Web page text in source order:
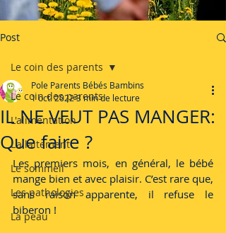
Post
Le coin des parents
L'alimentation
L'allaitement
Le sommeil
Les pathologies
La peau
Le coin des parents
IL NE VEUT PAS MANGER:
Que faire ?
Pole Parents Bébés Bambins
1 oct. 20223 min de lecture
Les premiers mois, en général, le bébé
mange bien et avec plaisir. C’est rare que,
sans raison apparente, il refuse le
biberon !